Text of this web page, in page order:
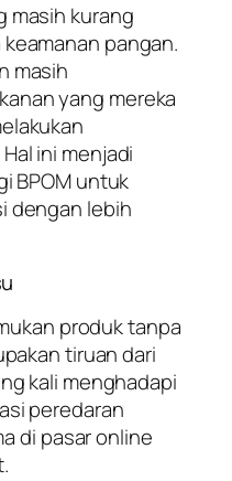
masih kurang
pangan.
masih
yang mereka
ini menjadi
BPOM untuk
dengan lebih
produk tanpa
tiruan dari
kali menghadapi
peredaran
di pasar online